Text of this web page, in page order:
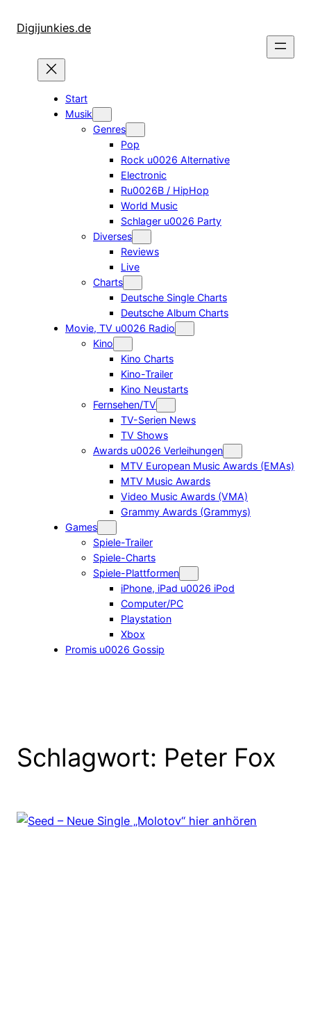
InhaltDigijunkies.de
Start
Musik
Genres
Pop
Rock u0026 Alternative
Electronic
Ru0026B / HipHop
World Music
Schlager u0026 Party
Diverses
Reviews
Live
Charts
Deutsche Single Charts
Deutsche Album Charts
Movie, TV u0026 Radio
Kino
Kino Charts
Kino-Trailer
Kino Neustarts
Fernsehen/TV
TV-Serien News
TV Shows
Awards u0026 Verleihungen
MTV European Music Awards (EMAs)
MTV Music Awards
Video Music Awards (VMA)
Grammy Awards (Grammys)
Games
Spiele-Trailer
Spiele-Charts
Spiele-Plattformen
iPhone, iPad u0026 iPod
Computer/PC
Playstation
Xbox
Promis u0026 Gossip
Schlagwort: Peter Fox